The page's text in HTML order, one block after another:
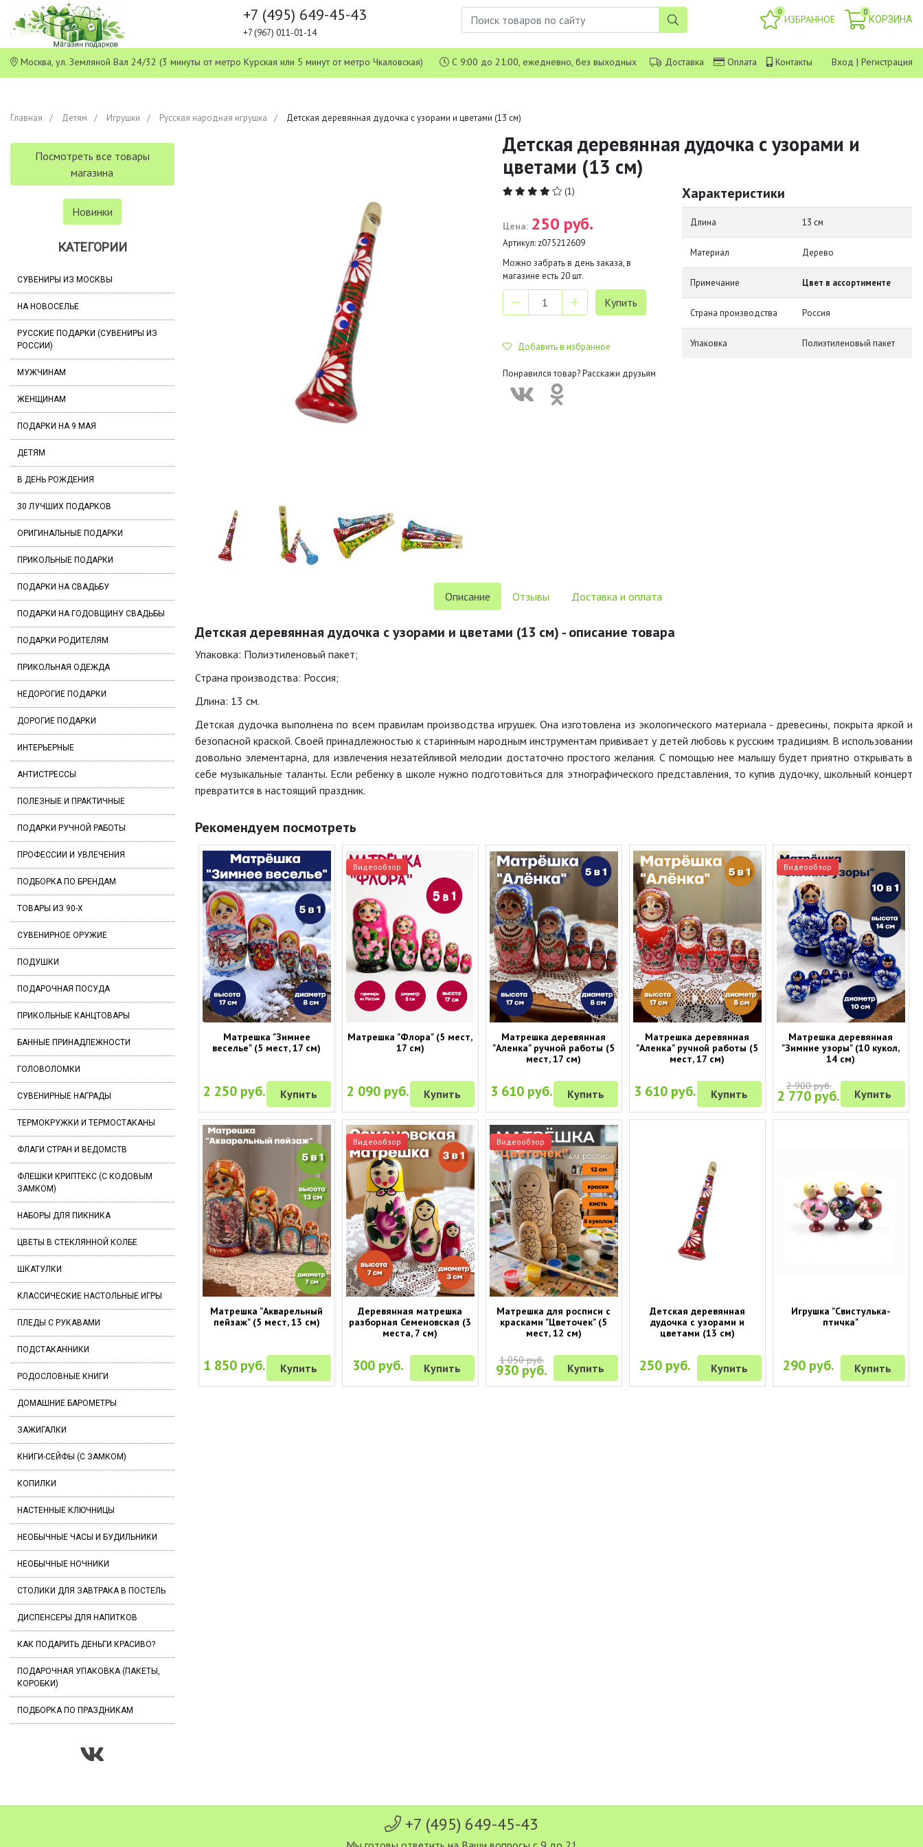
+7 (495) 649-45-43
+7 (967) 011-01-14
0
ИЗБРАННОЕ
0
КОРЗИНА
Москва, ул. Земляной Вал 24/32 (3 минуты от метро Курская или 5 минут от метро Чкаловская) С 9:00 до 21:00, ежедневно, без выходных Доставка Оплата Контакты Вход | Регистрация
Главная Детям Игрушки Русская народная игрушка Детская деревянная дудочка с узорами и цветами (13 см)
Посмотреть все товары
магазина
Новинки
КАТЕГОРИИ
СУВЕНИРЫ ИЗ МОСКВЫ
НА НОВОСЕЛЬЕ
РУССКИЕ ПОДАРКИ (СУВЕНИРЫ ИЗ
РОССИИ)
МУЖЧИНАМ
ЖЕНЩИНАМ
ПОДАРКИ НА 9 МАЯ
ДЕТЯМ
В ДЕНЬ РОЖДЕНИЯ
30 ЛУЧШИХ ПОДАРКОВ
ОРИГИНАЛЬНЫЕ ПОДАРКИ
ПРИКОЛЬНЫЕ ПОДАРКИ
ПОДАРКИ НА СВАДЬБУ
ПОДАРКИ НА ГОДОВЩИНУ СВАДЬБЫ
ПОДАРКИ РОДИТЕЛЯМ
ПРИКОЛЬНАЯ ОДЕЖДА
НЕДОРОГИЕ ПОДАРКИ
ДОРОГИЕ ПОДАРКИ
ИНТЕРЬЕРНЫЕ
АНТИСТРЕССЫ
ПОЛЕЗНЫЕ И ПРАКТИЧНЫЕ
ПОДАРКИ РУЧНОЙ РАБОТЫ
ПРОФЕССИИ И УВЛЕЧЕНИЯ
ПОДБОРКА ПО БРЕНДАМ
ТОВАРЫ ИЗ 90-Х
СУВЕНИРНОЕ ОРУЖИЕ
ПОДУШКИ
ПОДАРОЧНАЯ ПОСУДА
ПРИКОЛЬНЫЕ КАНЦТОВАРЫ
БАННЫЕ ПРИНАДЛЕЖНОСТИ
ГОЛОВОЛОМКИ
СУВЕНИРНЫЕ НАГРАДЫ
ТЕРМОКРУЖКИ И ТЕРМОСТАКАНЫ
ФЛАГИ СТРАН И ВЕДОМСТВ
ФЛЕШКИ КРИПТЕКС (С КОДОВЫМ
ЗАМКОМ)
НАБОРЫ ДЛЯ ПИКНИКА
ЦВЕТЫ В СТЕКЛЯННОЙ КОЛБЕ
ШКАТУЛКИ
КЛАССИЧЕСКИЕ НАСТОЛЬНЫЕ ИГРЫ
ПЛЕДЫ С РУКАВАМИ
ПОДСТАКАННИКИ
РОДОСЛОВНЫЕ КНИГИ
ДОМАШНИЕ БАРОМЕТРЫ
ЗАЖИГАЛКИ
КНИГИ-СЕЙФЫ (С ЗАМКОМ)
КОПИЛКИ
НАСТЕННЫЕ КЛЮЧНИЦЫ
НЕОБЫЧНЫЕ ЧАСЫ И БУДИЛЬНИКИ
НЕОБЫЧНЫЕ НОЧНИКИ
СТОЛИКИ ДЛЯ ЗАВТРАКА В ПОСТЕЛЬ
ДИСПЕНСЕРЫ ДЛЯ НАПИТКОВ
КАК ПОДАРИТЬ ДЕНЬГИ КРАСИВО?
ПОДАРОЧНАЯ УПАКОВКА (ПАКЕТЫ,
КОРОБКИ)
ПОДБОРКА ПО ПРАЗДНИКАМ
Детская деревянная дудочка с узорами и
цветами (13 см)
(1)
Цена: 250 руб.
Артикул: z075212609
Можно забрать в день заказа, в
магазине есть 20шт.
Добавить в избранное
Понравился товар? Расскажи друзьям
Характеристики
Длина 13 см
Материал Дерево
Примечание Цвет в ассортименте
Страна производства Россия
Упаковка Полиэтиленовый пакет
Описание Отзывы Доставка и оплата
Детская деревянная дудочка с узорами и цветами (13 см) - описание товара
Упаковка: Полиэтиленовый пакет;
Страна производства: Россия;
Длина: 13 см.
Детская дудочка выполнена по всем правилам производства игрушек. Она изготовлена из экологического материала - древесины, покрыта яркой и
безопасной краской. Своей принадлежностью к старинным народным инструментам прививает у детей любовь к русским традициям. В использовании
довольно элементарна, для извлечения незатейливой мелодии достаточно простого желания. С помощью нее малышу будет приятно открывать в
себе музыкальные таланты. Если ребенку в школе нужно подготовиться для этнографического представления, то купив дудочку, школьный концерт
превратится в настоящий праздник.
Рекомендуем посмотреть
Матрешка "Зимнее
веселье" (5 мест, 17 см)
2 250 руб. Купить
Видеообзор
Матрешка "Флора" (5 мест,
17 см)
2 090 руб. Купить
Матрешка деревянная
"Аленка" ручной работы (5
мест, 17 см)
3 610 руб. Купить
Матрешка деревянная
"Аленка" ручной работы (5
мест, 17 см)
3 610 руб. Купить
Видеообзор
Матрешка деревянная
"Зимние узоры" (10 кукол,
14 см)
2 900 руб.
2 770 руб. Купить
Матрешка "Акварельный
пейзаж" (5 мест, 13 см)
1 850 руб. Купить
Видеообзор
Деревянная матрешка
разборная Семеновская (3
места, 7 см)
300 руб. Купить
Видеообзор
Матрешка для росписи с
красками "Цветочек" (5
мест, 12 см)
1 050 руб.
930 руб. Купить
Детская деревянная
дудочка с узорами и
цветами (13 см)
250 руб. Купить
Игрушка "Свистулька-
птичка"
290 руб. Купить
+7 (495) 649-45-43